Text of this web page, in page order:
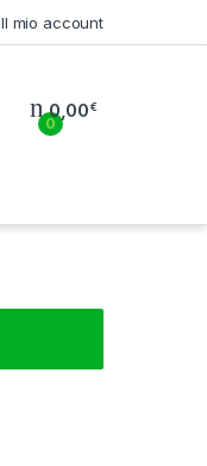
Il mio account
0
0,00€